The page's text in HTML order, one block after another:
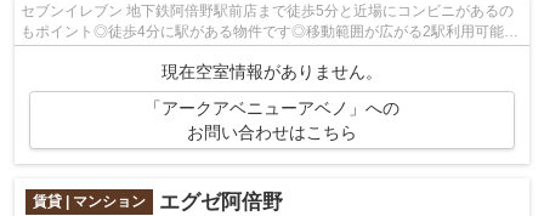
セブンイレブン 地下鉄阿倍野駅前店まで徒歩5分と近場にコンビニがあるの
もポイント◎徒歩4分に駅がある物件です◎移動範囲が広がる2駅利用可能な
物件です◎共用部にはエレベータ・敷地内...
現在空室情報がありません。
「アークアベニューアベノ」への
お問い合わせはこちら
賃貸 | マンション エグゼ阿倍野